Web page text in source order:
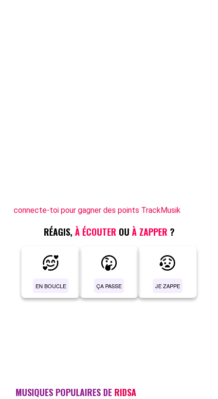
connecte-toi pour gagner des points TrackMusik
RÉAGIS, À ÉCOUTER OU À ZAPPER ?
EN BOUCLE ÇA PASSE JE ZAPPE
MUSIQUES POPULAIRES DE RIDSA